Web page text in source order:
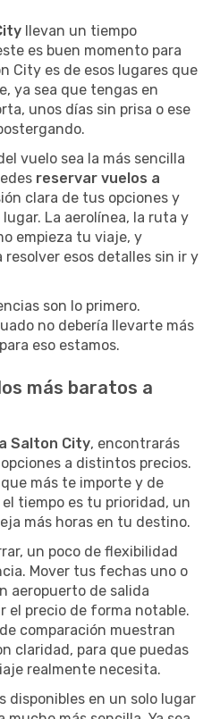
llevan un tiempo
es buen momento para
City es de esos lugares que
ya sea que tengas en
unos días sin prisa o ese
vuelo sea la más sencilla
reservar vuelos a
clara de tus opciones y
La aerolínea, la ruta y
empieza tu viaje, y
esos detalles sin ir y
son lo primero.
no debería llevarte más
eso estamos.
más baratos a
Salton City, encontrarás
a distintos precios.
más te importe y de
tiempo es tu prioridad, un
más horas en tu destino.
un poco de flexibilidad
Mover tus fechas uno o
aeropuerto de salida
el precio de forma notable.
comparación muestran
claridad, para que puedas
realmente necesita.
disponibles en un solo lugar